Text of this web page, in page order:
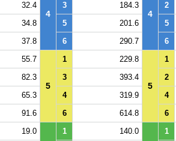
4 4
32.4 3 184.3
2
34.8 5 201.6
5
37.8 6 290.7 6
55.7
5
1 229.8
5
1
82.3 3 393.4
2
65.3 4 319.9
4
91.6 6 614.8 6
19.0 1 140.0
1